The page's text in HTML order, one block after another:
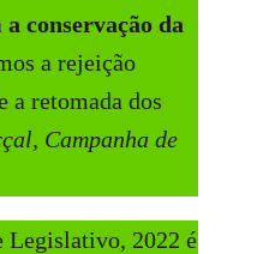
conservação da
a rejeição
a retomada dos
Campanha de
Legislativo, 2022 é